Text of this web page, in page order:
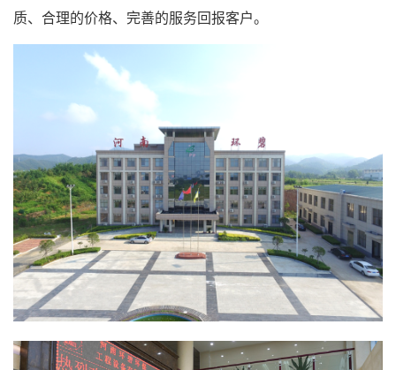
质、合理的价格、完善的服务回报客户。